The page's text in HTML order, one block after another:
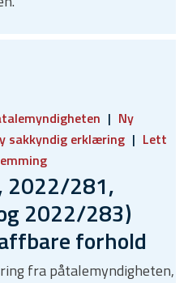
Ny
sakkyndig erklæring
Lett
2022/281,
2022/283)
forhold
fra påtalemyndigheten,